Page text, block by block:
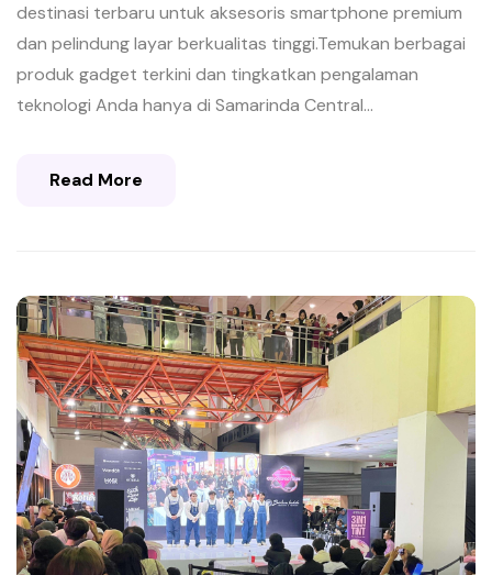
destinasi terbaru untuk aksesoris smartphone premium
dan pelindung layar berkualitas tinggi.Temukan berbagai
produk gadget terkini dan tingkatkan pengalaman
teknologi Anda hanya di Samarinda Central...
Read More